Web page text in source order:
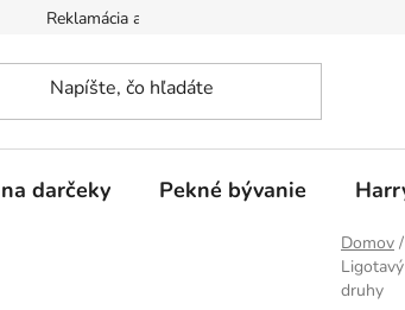
Reklamácia a vrátenie tovaru
darčeky Pekné bývanie
Domov /
druhy